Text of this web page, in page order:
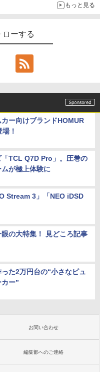
もっと見る
ローする
ー向けブランドHOMUR
！
TCL Q7D Pro」。圧巻の
が極上体験に
Stream 3」「NEO iDSD
の大特集！ 見どころ記事
た2万円台の“小さなピュ
ー”
お問い合わせ
編集部へのご連絡